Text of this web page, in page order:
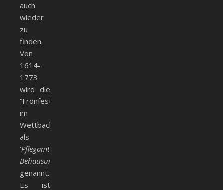
auch
wieder
zu
finden.
Von
1614-
1773
wird die
“Fronfeste”
im
Wettbach
als
‘Pflegamts
Behausung
genannt.
Es ist